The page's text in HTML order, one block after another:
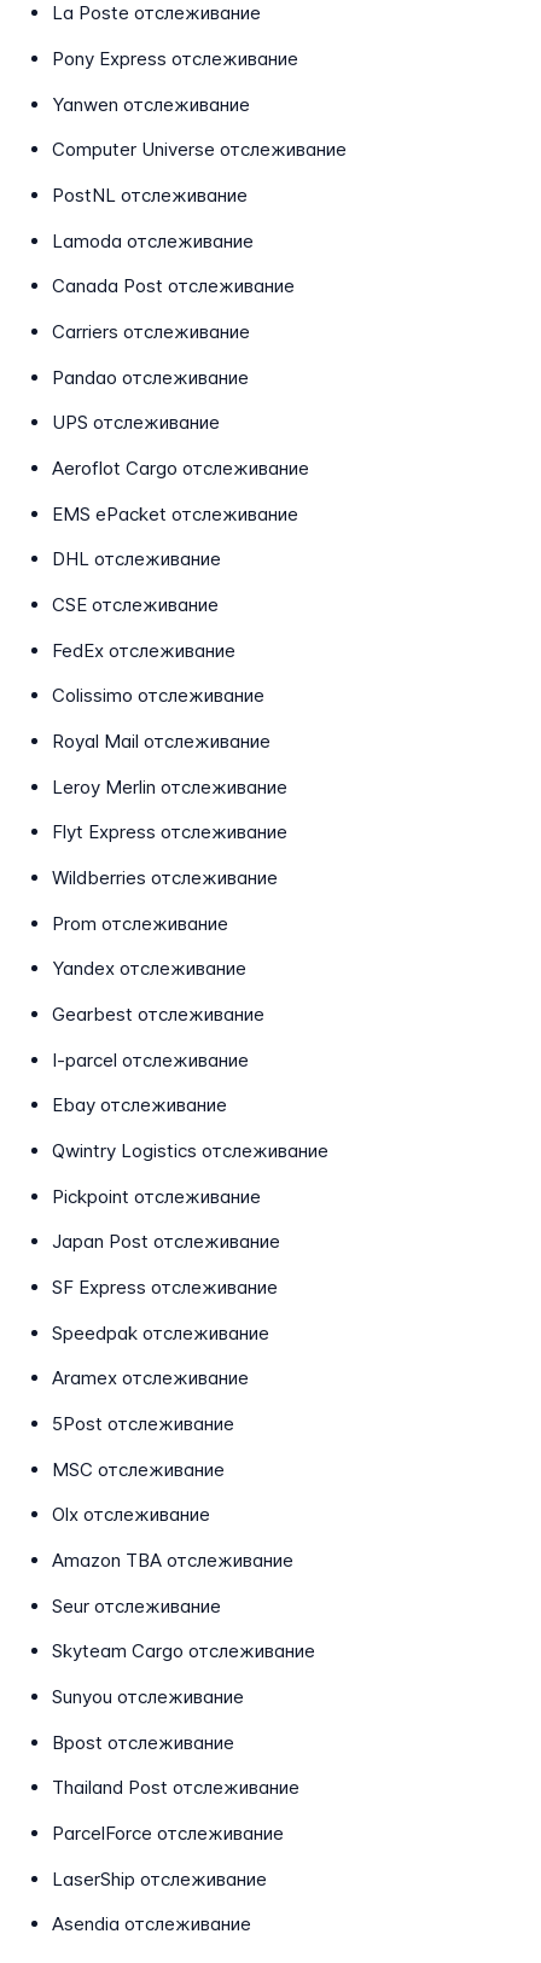
La Poste отслеживание
Pony Express отслеживание
Yanwen отслеживание
Computer Universe отслеживание
PostNL отслеживание
Lamoda отслеживание
Canada Post отслеживание
Carriers отслеживание
Pandao отслеживание
UPS отслеживание
Aeroflot Cargo отслеживание
EMS ePacket отслеживание
DHL отслеживание
CSE отслеживание
FedEx отслеживание
Colissimo отслеживание
Royal Mail отслеживание
Leroy Merlin отслеживание
Flyt Express отслеживание
Wildberries отслеживание
Prom отслеживание
Yandex отслеживание
Gearbest отслеживание
I-parcel отслеживание
Ebay отслеживание
Qwintry Logistics отслеживание
Pickpoint отслеживание
Japan Post отслеживание
SF Express отслеживание
Speedpak отслеживание
Aramex отслеживание
5Post отслеживание
MSC отслеживание
Olx отслеживание
Amazon TBA отслеживание
Seur отслеживание
Skyteam Cargo отслеживание
Sunyou отслеживание
Bpost отслеживание
Thailand Post отслеживание
ParcelForce отслеживание
LaserShip отслеживание
Asendia отслеживание